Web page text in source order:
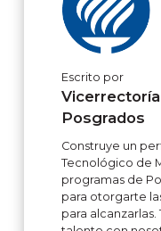
Escrito por
Posgrados
Construye un
Tecnológico de
programas de
para otorgarte
para